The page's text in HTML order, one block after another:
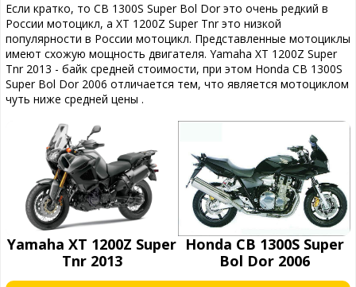
Если кратко, то CB 1300S Super Bol Dor это очень редкий в
России мотоцикл, а XT 1200Z Super Tnr это низкой
популярности в России мотоцикл. Представленные мотоциклы
имеют схожую мощность двигателя. Yamaha XT 1200Z Super
Tnr 2013 - байк средней стоимости, при этом Honda CB 1300S
Super Bol Dor 2006 отличается тем, что является мотоциклом
чуть ниже средней цены .
Yamaha XT 1200Z Super
Tnr 2013
Honda CB 1300S Super
Bol Dor 2006